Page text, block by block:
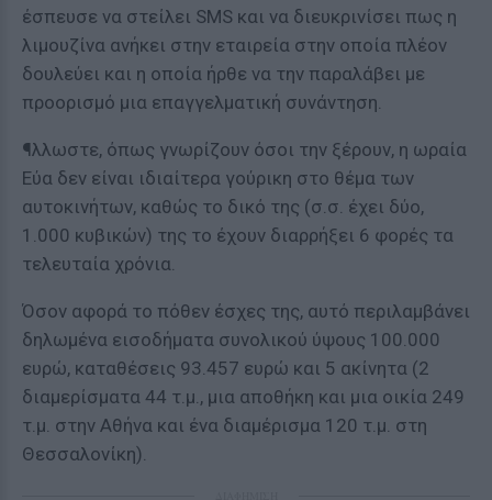
έσπευσε να στείλει SMS και να διευκρινίσει πως η
λιμουζίνα ανήκει στην εταιρεία στην οποία πλέον
δουλεύει και η οποία ήρθε να την παραλάβει με
προορισμό μια επαγγελματική συνάντηση.
¶λλωστε, όπως γνωρίζουν όσοι την ξέρουν, η ωραία
Εύα δεν είναι ιδιαίτερα γούρικη στο θέμα των
αυτοκινήτων, καθώς το δικό της (σ.σ. έχει δύο,
1.000 κυβικών) της το έχουν διαρρήξει 6 φορές τα
τελευταία χρόνια.
Όσον αφορά το πόθεν έσχες της, αυτό περιλαμβάνει
δηλωμένα εισοδήματα συνολικού ύψους 100.000
ευρώ, καταθέσεις 93.457 ευρώ και 5 ακίνητα (2
διαμερίσματα 44 τ.μ., μια αποθήκη και μια οικία 249
τ.μ. στην Αθήνα και ένα διαμέρισμα 120 τ.μ. στη
Θεσσαλονίκη).